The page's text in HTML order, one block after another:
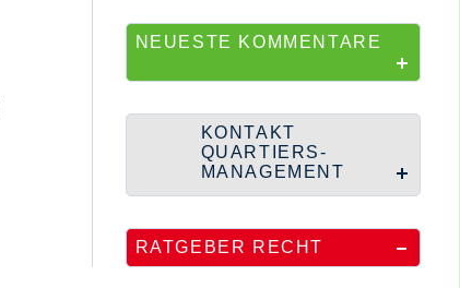
NEUESTE KOMMENTARE
KONTAKT
QUARTIERS-
MANAGEMENT
RATGEBER RECHT
HipHop-Video: Das
ist Mein Viertel!
Mit Mieter-Kohle
auf Senats-Kohle